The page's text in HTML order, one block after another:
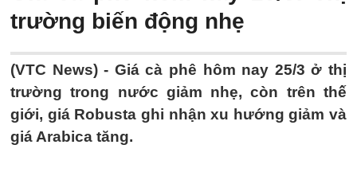
trường biến động nhẹ
(VTC News) - Giá cà phê hôm nay 25/3 ở thị
trường trong nước giảm nhẹ, còn trên thế
giới, giá Robusta ghi nhận xu hướng giảm và
giá Arabica tăng.